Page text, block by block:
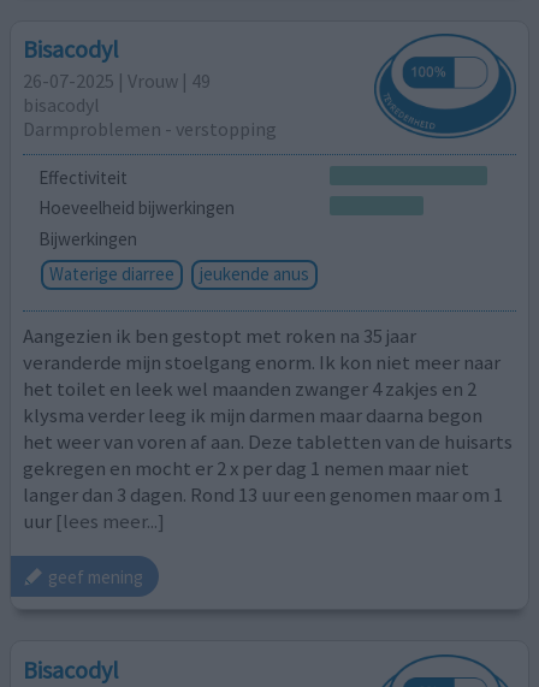
Bisacodyl
26-07-2025 | Vrouw | 49
bisacodyl
Darmproblemen - verstopping
Effectiviteit
Hoeveelheid bijwerkingen
Bijwerkingen
Waterige diarree
jeukende anus
Aangezien ik ben gestopt met roken na 35 jaar
veranderde mijn stoelgang enorm. Ik kon niet meer naar
het toilet en leek wel maanden zwanger 4 zakjes en 2
klysma verder leeg ik mijn darmen maar daarna begon
het weer van voren af aan. Deze tabletten van de huisarts
gekregen en mocht er 2 x per dag 1 nemen maar niet
langer dan 3 dagen. Rond 13 uur een genomen maar om 1
uur [lees meer...]
geef mening
Bisacodyl